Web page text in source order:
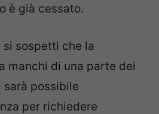
è già cessato.
si sospetti che la
manchi di una parte dei
possibile
per richiedere